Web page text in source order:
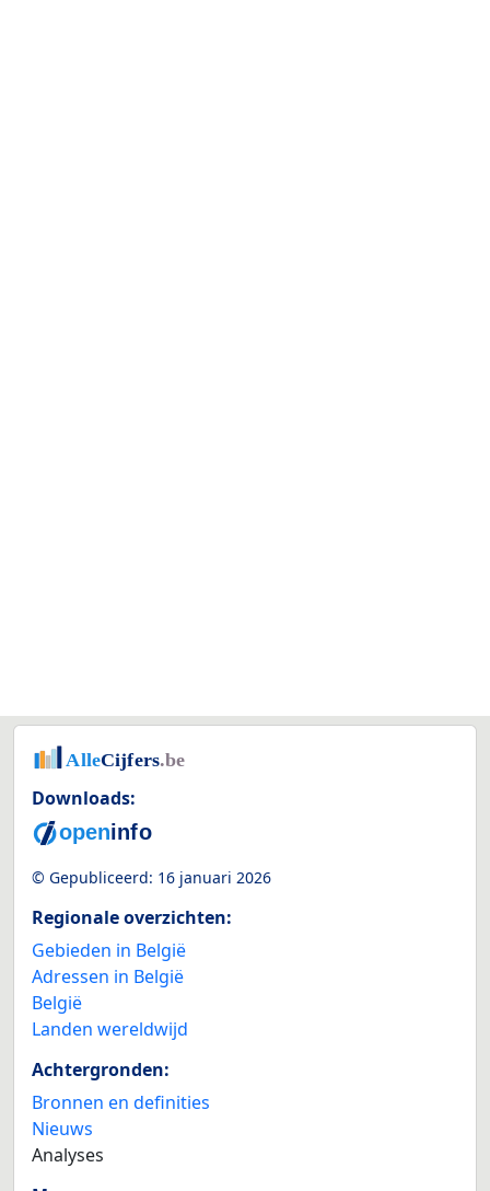
Downloads:
© Gepubliceerd: 16 januari 2026
Regionale overzichten:
Gebieden in België
Adressen in België
België
Landen wereldwijd
Achtergronden:
Bronnen en definities
Nieuws
Analyses